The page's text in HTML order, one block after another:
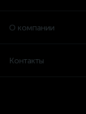
О компании
Контакты